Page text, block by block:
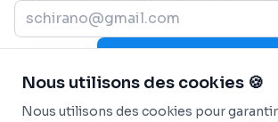
PLAN DU SITE
Page d'accueil
AIDE
Nous utilisons des cookies 🍪
Nous utilisons des cookies pour